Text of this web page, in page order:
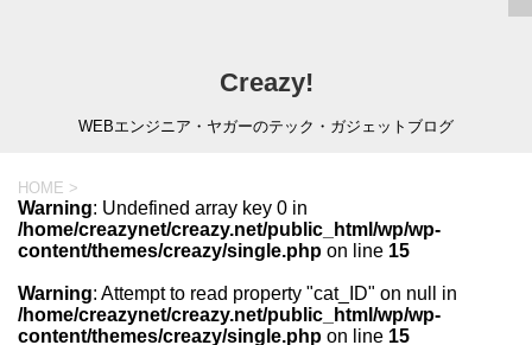
Creazy!
WEBエンジニア・ヤガーのテック・ガジェットブログ
HOME >
Warning: Undefined array key 0 in
/home/creazynet/creazy.net/public_html/wp/wp-
content/themes/creazy/single.php on line 15
Warning: Attempt to read property "cat_ID" on null in
/home/creazynet/creazy.net/public_html/wp/wp-
content/themes/creazy/single.php on line 15